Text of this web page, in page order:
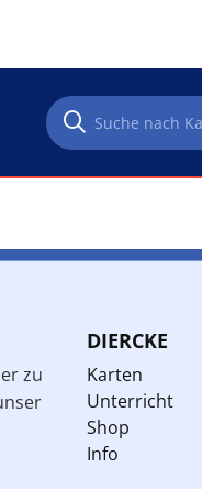
zu
DIERCKE
Karten
Unterricht
Shop
Info